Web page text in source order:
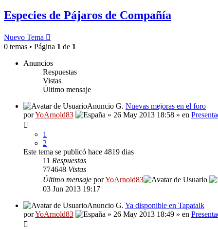
Especies de Pájaros de Compañía
Nuevo Tema
0 temas • Página 1 de 1
Anuncios
Respuestas
Vistas
Último mensaje
Anuncio G. Nuevas mejoras en el foro
porYoArnold83 » 26 May 2013 18:58 » en
1
2
Este tema se publicó hace 4819 dias
11 Respuestas
774648 Vistas
Último mensaje porYoArnold83
03 Jun 2013 19:17
Anuncio G. Ya disponible en Tapatalk
porYoArnold83 » 26 May 2013 18:49 » en